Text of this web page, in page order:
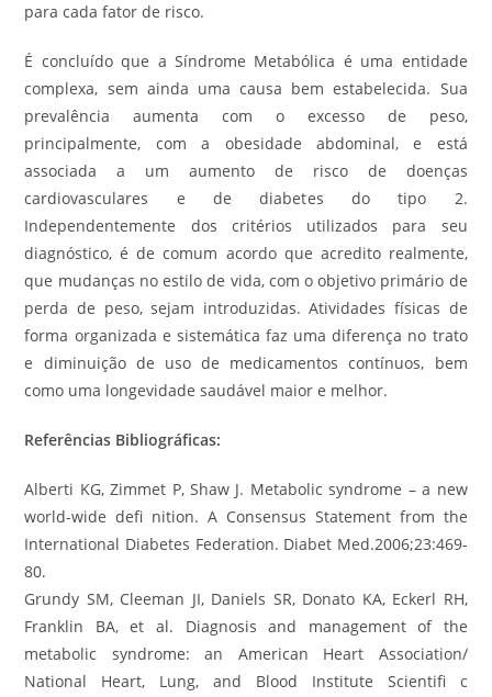
para cada fator de risco.
É concluído que a Síndrome Metabólica é uma entidade
complexa, sem ainda uma causa bem estabelecida. Sua
prevalência aumenta com o excesso de peso,
principalmente, com a obesidade abdominal, e está
associada a um aumento de risco de doenças
cardiovasculares e de diabetes do tipo 2.
Independentemente dos critérios utilizados para seu
diagnóstico, é de comum acordo que acredito realmente,
que mudanças no estilo de vida, com o objetivo primário de
perda de peso, sejam introduzidas. Atividades físicas de
forma organizada e sistemática faz uma diferença no trato
e diminuição de uso de medicamentos contínuos, bem
como uma longevidade saudável maior e melhor.
Referências Bibliográficas:
Alberti KG, Zimmet P, Shaw J. Metabolic syndrome – a new
world-wide defi nition. A Consensus Statement from the
International Diabetes Federation. Diabet Med.2006;23:469-
80.
Grundy SM, Cleeman JI, Daniels SR, Donato KA, Eckerl RH,
Franklin BA, et al. Diagnosis and management of the
metabolic syndrome: an American Heart Association/
National Heart, Lung, and Blood Institute Scientifi c